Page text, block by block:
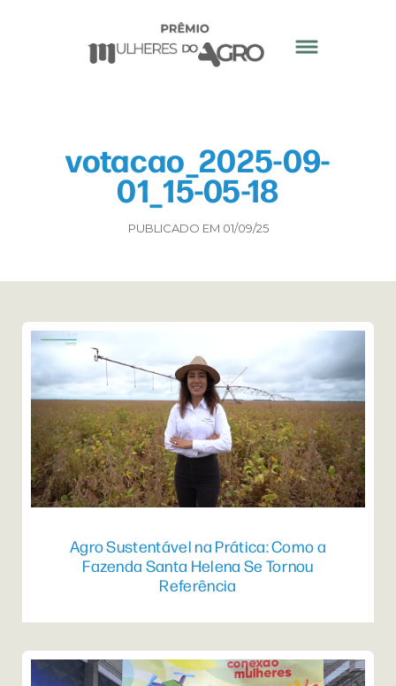
votacao_2025-09-
01_15-05-18
PUBLICADO EM 01/09/25
Agro Sustentável na Prática: Como a
Fazenda Santa Helena Se Tornou
Referência